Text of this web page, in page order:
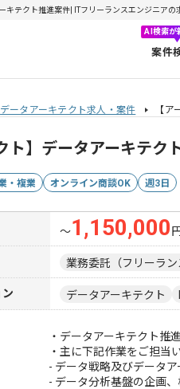
ーキテクト推進案件| ITフリーランスエンジニア
AI検索が
案件
データアーキテクト求人・案件 【
ト】データアーキテ
・複業 オンライン商談OK 週3日
〜1,150,000
業務委託（フリーラン
データアーキテクト
・データアーキテクト推
・主に下記作業をご担当
- データ戦略及びデータ
- データ分析基盤の企画